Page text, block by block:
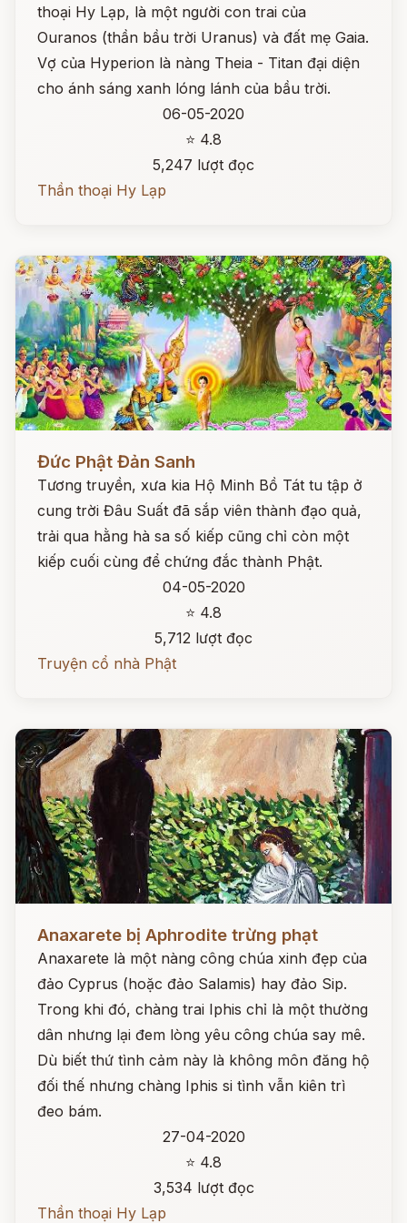
thoại Hy Lạp, là một người con trai của
Ouranos (thần bầu trời Uranus) và đất mẹ Gaia.
Vợ của Hyperion là nàng Theia - Titan đại diện
cho ánh sáng xanh lóng lánh của bầu trời.
06-05-2020
⭐ 4.8
5,247 lượt đọc
Thần thoại Hy Lạp
Đức Phật Đản Sanh
Tương truyền, xưa kia Hộ Minh Bồ Tát tu tập ở
cung trời Đâu Suất đã sắp viên thành đạo quả,
trải qua hằng hà sa số kiếp cũng chỉ còn một
kiếp cuối cùng để chứng đắc thành Phật.
04-05-2020
⭐ 4.8
5,712 lượt đọc
Truyện cổ nhà Phật
Anaxarete bị Aphrodite trừng phạt
Anaxarete là một nàng công chúa xinh đẹp của
đảo Cyprus (hoặc đảo Salamis) hay đảo Sip.
Trong khi đó, chàng trai Iphis chỉ là một thường
dân nhưng lại đem lòng yêu công chúa say mê.
Dù biết thứ tình cảm này là không môn đăng hộ
đối thế nhưng chàng Iphis si tình vẫn kiên trì
đeo bám.
27-04-2020
⭐ 4.8
3,534 lượt đọc
Thần thoại Hy Lạp